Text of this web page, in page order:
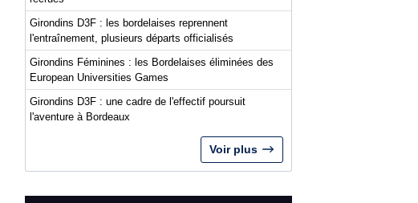
Girondins D3F : les bordelaises reprennent
l'entraînement, plusieurs départs officialisés
Girondins Féminines : les Bordelaises éliminées des
European Universities Games
Girondins D3F : une cadre de l'effectif poursuit
l'aventure à Bordeaux
Voir plus